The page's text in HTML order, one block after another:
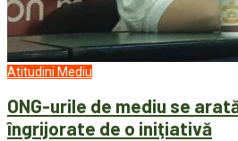
Atitudini Mediu
ONG-urile de mediu se
îngrijorate de o iniţiativă